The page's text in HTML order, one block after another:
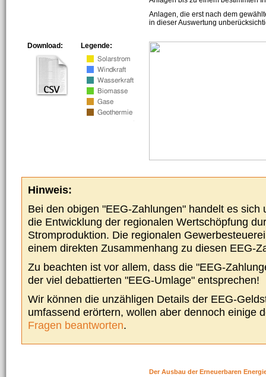
Anlagen, die erst nach dem
in dieser Auswertung
Legende:
Download:
Hinweis:
Bei den obigen "EEG-Zahlungen" handelt es sich
die Entwicklung der regionalen Wertschöpfung
Stromproduktion. Die regionalen
einem direkten Zusammenhang zu diesen EEG-
Zu beachten ist vor allem, dass die "EEG-
der viel debattierten "EEG-Umlage" entsprechen!
Wir können die unzähligen Details der EEG-
umfassend erörtern, wollen aber dennoch einige
Fragen beantworten.
Der Ausbau der Erneuerbaren